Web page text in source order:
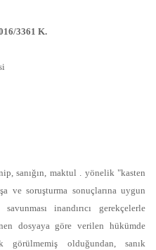
3361 K.
sanığın, maktul . yönelik "kasten
ve soruşturma sonuçlarına uygun
inandırıcı gerekçelerle
dosyaya göre verilen hükümde
görülmemiş olduğundan, sanık